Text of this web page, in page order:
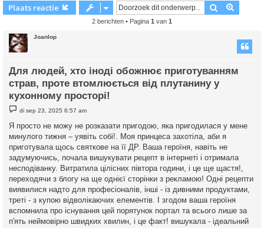
Plaats reactie Zoek
2 berichten • Pagina 1 van 1
Joanlop
Для людей, хто іноді обожнює приготуванням
страв, проте втомлюється від плутанину у
кухонному просторі!
e
i
c
t
di sep 23, 2025 6:57 am
Я просто не можу не розказати пригодою, яка пригодилася у мене
минулого тижня – уявіть собі!. Моя принцеса захотіла, аби я
приготувала щось святкове на її ДР. Ваша героїня, навіть не
задумуючись, почала вишукувати рецепт в інтернеті і отримала
несподіванку. Витратила цілісних півтора години, і це ще щастя!,
переходячи з блогу на ще однієї сторінки з рекламою! Одні рецепти
виявилися надто для професіоналів, інші - із дивними продуктами,
треті - з купою відволікаючих елементів. І згодом ваша героїня
вспомнила про існування цей порятунок портал та всього лише за
п'ять неймовірно швидких хвилин, і це факт! вишукала - ідеальний